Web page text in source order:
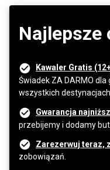
Najlepsze
Kawaler Gratis
Świadek ZA DARMO
wszystkich
Gwarancja
przebijemy i dodamy
Zarezerwuj teraz,
zobowiązań.